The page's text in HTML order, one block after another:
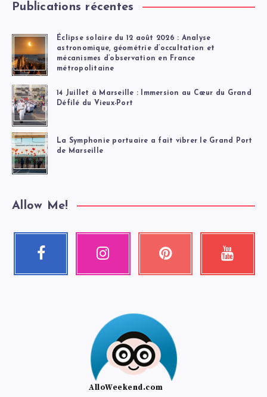
Publications récentes
Éclipse solaire du 12 août 2026 : Analyse
astronomique, géométrie d’occultation et
mécanismes d’observation en France
métropolitaine
14 Juillet à Marseille : Immersion au Cœur du Grand
Défilé du Vieux-Port
La Symphonie portuaire a fait vibrer le Grand Port
de Marseille
Allow Me!
Facebook Instagram Pinterest
Épinglez
Youtube
Regardez
AlloWeekend.com